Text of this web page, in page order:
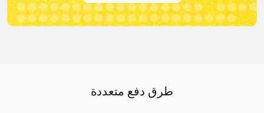
طرق دفع متعددة